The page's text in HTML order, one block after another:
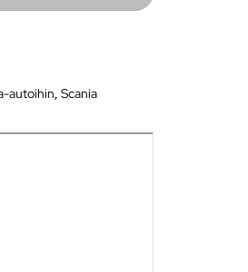
autoihin ,Scania